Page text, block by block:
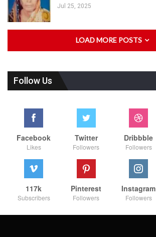
Jul 25, 2025
LOAD MORE POSTS
Follow Us
Facebook
Likes
Twitter
Followers
Dribbble
Followers
117k
Subscribers
Pinterest
Followers
Instagram
Followers